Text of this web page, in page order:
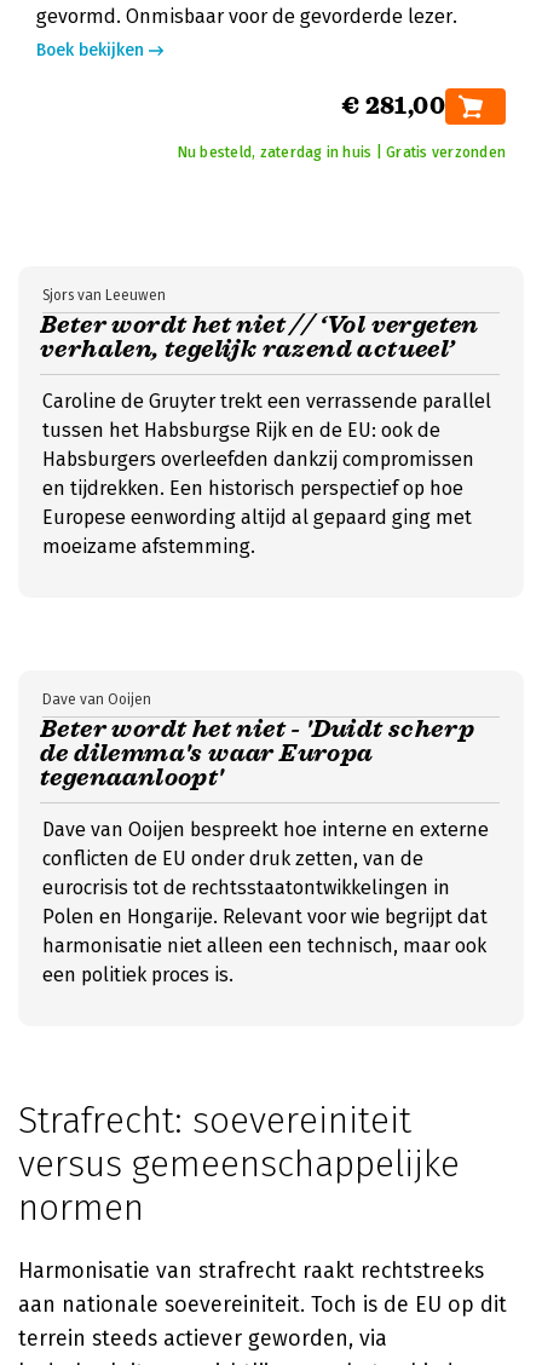
gevormd. Onmisbaar voor de gevorderde lezer.
Boek bekijken
€ 281,00
Nu besteld, zaterdag in huis | Gratis verzonden
Beter wordt het niet // ‘Vol vergeten
verhalen, tegelijk razend actueel’
Sjors van Leeuwen
Caroline de Gruyter trekt een verrassende parallel
tussen het Habsburgse Rijk en de EU: ook de
Habsburgers overleefden dankzij compromissen
en tijdrekken. Een historisch perspectief op hoe
Europese eenwording altijd al gepaard ging met
moeizame afstemming.
Beter wordt het niet - 'Duidt scherp
de dilemma's waar Europa
tegenaanloopt'
Dave van Ooijen
Dave van Ooijen bespreekt hoe interne en externe
conflicten de EU onder druk zetten, van de
eurocrisis tot de rechtsstaatontwikkelingen in
Polen en Hongarije. Relevant voor wie begrijpt dat
harmonisatie niet alleen een technisch, maar ook
een politiek proces is.
Strafrecht: soevereiniteit
versus gemeenschappelijke
normen
Harmonisatie van strafrecht raakt rechtstreeks
aan nationale soevereiniteit. Toch is de EU op dit
terrein steeds actiever geworden, via